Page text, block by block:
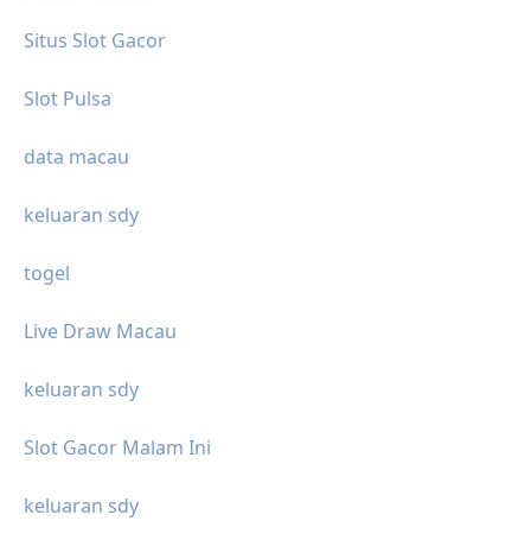
Situs Slot Gacor
Slot Pulsa
data macau
keluaran sdy
togel
Live Draw Macau
keluaran sdy
Slot Gacor Malam Ini
keluaran sdy